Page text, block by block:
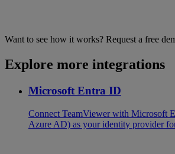
Want to see how it works? Request a free
Explore more integrations
Microsoft Entra ID
Connect TeamViewer with Microsoft
Azure AD) as your identity provider